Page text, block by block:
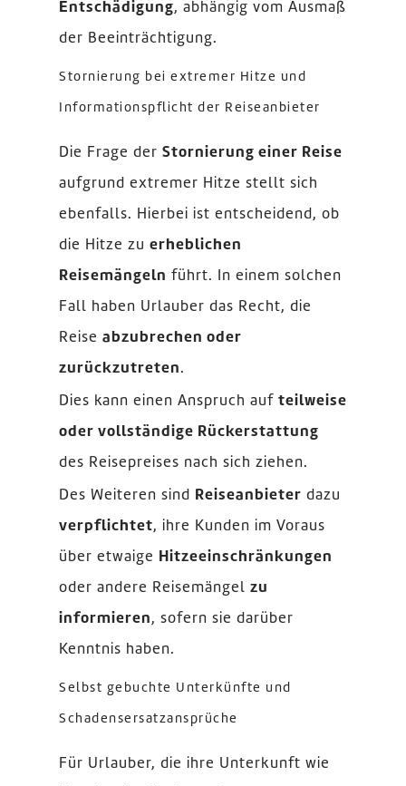
Entschädigung, abhängig vom Ausmaß
der Beeinträchtigung.
Stornierung bei extremer Hitze und
Informationspflicht der Reiseanbieter
Die Frage der Stornierung einer Reise
aufgrund extremer Hitze stellt sich
ebenfalls. Hierbei ist entscheidend, ob
die Hitze zu erheblichen
Reisemängeln führt. In einem solchen
Fall haben Urlauber das Recht, die
Reise abzubrechen oder
zurückzutreten.
Dies kann einen Anspruch auf teilweise
oder vollständige Rückerstattung
des Reisepreises nach sich ziehen.
Des Weiteren sind Reiseanbieter dazu
verpflichtet, ihre Kunden im Voraus
über etwaige Hitzeeinschränkungen
oder andere Reisemängel zu
informieren, sofern sie darüber
Kenntnis haben.
Selbst gebuchte Unterkünfte und
Schadensersatzansprüche
Für Urlauber, die ihre Unterkunft wie